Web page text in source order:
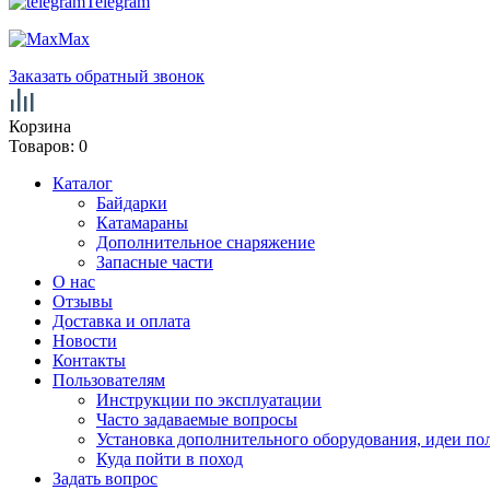
Max
Заказать обратный звонок
Корзина
Товаров: 0
Каталог
Байдарки
Катамараны
Дополнительное снаряжение
Запасные части
О нас
Отзывы
Доставка и оплата
Новости
Контакты
Пользователям
Инструкции по эксплуатации
Часто задаваемые вопросы
Установка дополнительного оборудования, идеи
Куда пойти в поход
Задать вопрос